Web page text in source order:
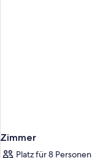
Zimmer
Platz für 8 Personen